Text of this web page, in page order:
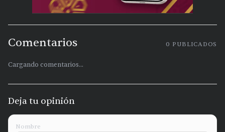
Comentarios 0 PUBLICADOS
Cargando comentarios...
Deja tu opinión
Nombre